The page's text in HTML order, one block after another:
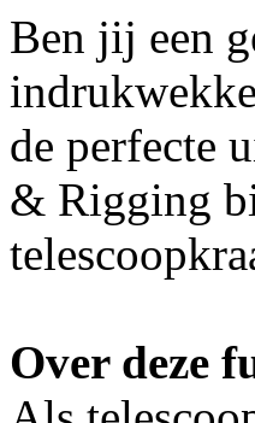
Ben jij een
de perfecte
& Rigging
Over deze